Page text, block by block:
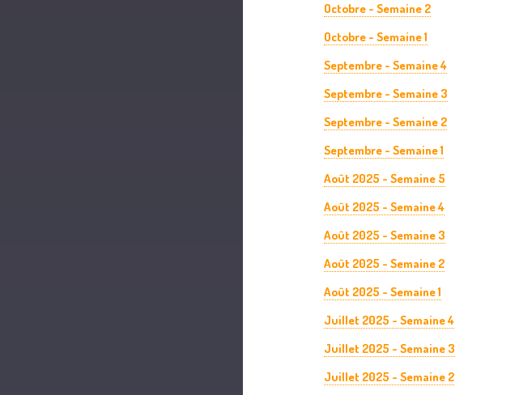
Octobre - Semaine 2
Octobre - Semaine 1
Septembre - Semaine 4
Septembre - Semaine 3
Septembre - Semaine 2
Septembre - Semaine 1
Août 2025 - Semaine 5
Août 2025 - Semaine 4
Août 2025 - Semaine 3
Août 2025 - Semaine 2
Août 2025 - Semaine 1
Juillet 2025 - Semaine 4
Juillet 2025 - Semaine 3
Juillet 2025 - Semaine 2